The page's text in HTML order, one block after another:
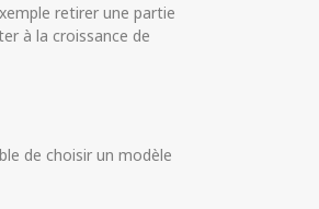
retirer une partie
à la croissance de
de choisir un modèle